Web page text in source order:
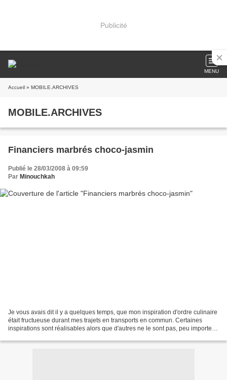
Publicité
MENU
Accueil » MOBILE.ARCHIVES
MOBILE.ARCHIVES
Financiers marbrés choco-jasmin
Publié le 28/03/2008 à 09:59
Par Minouchkah
Je vous avais dit il y a quelques temps, que mon inspiration d'ordre culinaire
était fructueuse durant mes trajets en transports en commun. Certaines
inspirations sont réalisables alors que d'autres ne le sont pas, peu importe